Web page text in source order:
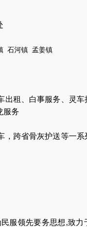
石河镇 孟姜镇
出租 白事服务 灵车
服务
， 跨省骨灰护送等一系
服领先要务思想,致力